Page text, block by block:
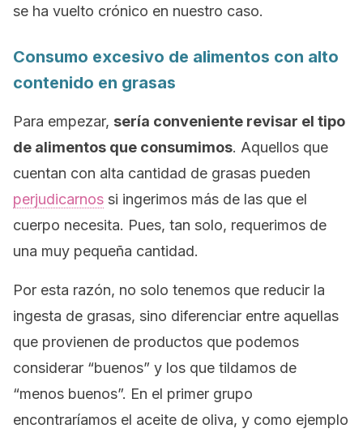
se ha vuelto crónico en nuestro caso.
Consumo excesivo de alimentos con alto
contenido en grasas
Para empezar, sería conveniente revisar el tipo
de alimentos que consumimos. Aquellos que
cuentan con alta cantidad de grasas pueden
perjudicarnos si ingerimos más de las que el
cuerpo necesita. Pues, tan solo, requerimos de
una muy pequeña cantidad.
Por esta razón, no solo tenemos que reducir la
ingesta de grasas, sino diferenciar entre aquellas
que provienen de productos que podemos
considerar “buenos” y los que tildamos de
“menos buenos”. En el primer grupo
encontraríamos el aceite de oliva, y como ejemplo